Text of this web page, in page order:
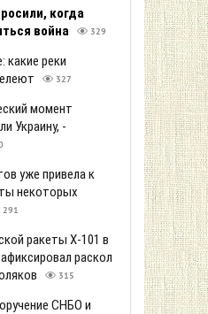
когда
война
329
какие реки
327
момент
Украину, -
уже привела к
некоторых
291
ракеты Х-101 в
раскол
315
СНБО и